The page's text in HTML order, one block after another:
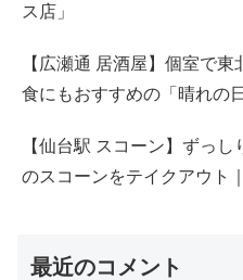
ス店」
【広瀬通 居酒屋】個室で
食にもおすすめの「晴れの日
【仙台駅 スコーン】ずっ
のスコーンをテイクアウト
最近のコメント